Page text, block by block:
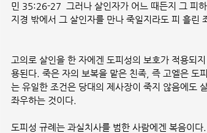
민 35:26-27  그러나 살인자가 어느 때든지 그 피
지경 밖에서 그 살인자를 만나 죽일지라도 피 흘린
고의로 살인을 한 자에겐 도피성의 보호가 적용되
용된다. 죽은 자의 보복을 맡은 친족, 즉 고엘은 도
는 유일한 조건은 당대의 제사장이 죽지 않음에도
좌우하는 것이다.
도피성 규례는 과실치사를 범한 사람에겐 복음이